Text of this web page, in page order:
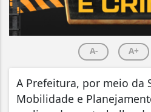
A- A+
A Prefeitura, por meio da
Mobilidade e